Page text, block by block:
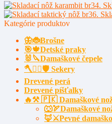
Kategórie produktov
🦋🐞Brošne
🎯🍁Detské praky
🐰🔪Damaškové čepele
🪓🧔‍♂️🛡️ Sekery
Drevené perá
Drevené píšťalky
🔥⚒️ 🇵🇰 Damaškové
🐺🏹Damaškové
🦊⚔️Pevné